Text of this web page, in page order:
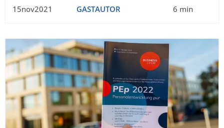
15nov2021 GASTAUTOR 6 min